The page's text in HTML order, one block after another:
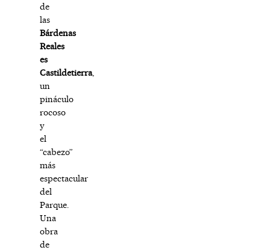
de
las
Bárdenas
Reales
es
Castildetierra,
un
pináculo
rocoso
y
el
“cabezo”
más
espectacular
del
Parque.
Una
obra
de